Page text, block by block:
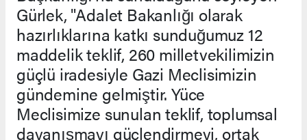
Gürlek, "Adalet Bakanlığı olarak
hazırlıklarına katkı sunduğumuz 12
maddelik teklif, 260 milletvekilimizin
güçlü iradesiyle Gazi Meclisimizin
gündemine gelmiştir. Yüce
Meclisimize sunulan teklif, toplumsal
dayanışmayı güçlendirmeyi, ortak